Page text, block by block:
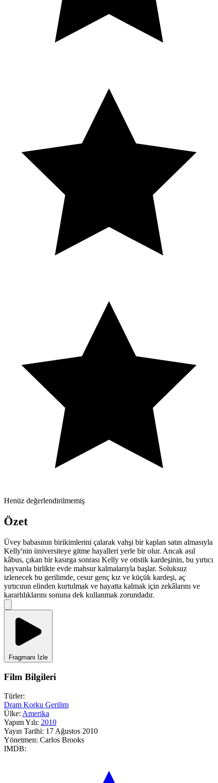
Henüz değerlendirilmemiş
Özet
Üvey babasının birikimlerini çalarak vahşi bir kaplan satın almasıyla
Kelly'nin üniversiteye gitme hayalleri yerle bir olur. Ancak asıl
kâbus, çıkan bir kasırga sonrası Kelly ve otistik kardeşinin, bu yırtıcı
hayvanla birlikte evde mahsur kalmalarıyla başlar. Soluksuz
izlenecek bu gerilimde, cesur genç kız ve küçük kardeşi, aç
yırtıcının elinden kurtulmak ve hayatta kalmak için zekâlarını ve
kararlılıklarını sonuna dek kullanmak zorundadır.
Fragmanı İzle
Film Bilgileri
Türler:
Dram Korku Gerilim
Ülke: Amerika
Yapım Yılı: 2010
Yayın Tarihi: 17 Ağustos 2010
Yönetmen: Carlos Brooks
IMDB: